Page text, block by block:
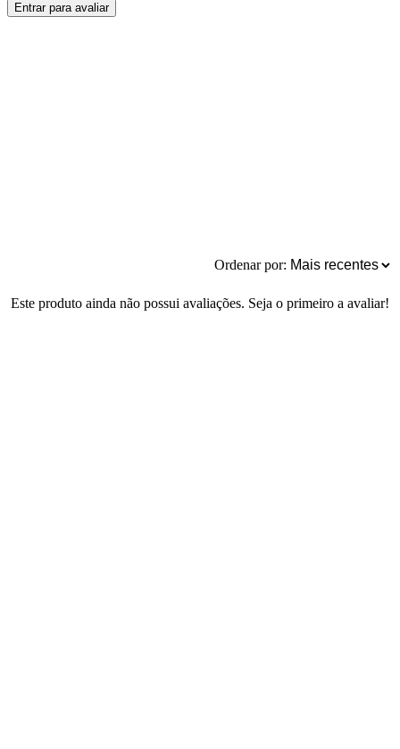
Entrar para avaliar
Ordenar por:
Este produto ainda não possui avaliações. Seja o primeiro a avaliar!